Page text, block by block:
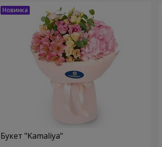
Букет "Kamaliya"